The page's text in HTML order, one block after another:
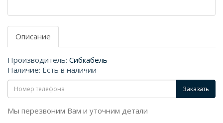
Описание
Производитель: Сибкабель
Наличие: Есть в наличии
Заказать
Мы перезвоним Вам и уточним детали